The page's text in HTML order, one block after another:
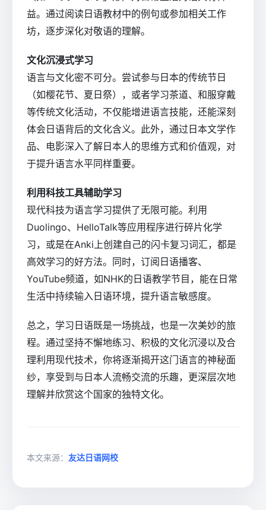
益。通过阅读日语教材中的例句或参加相关工作
坊，逐步深化对敬语的理解。
文化沉浸式学习
语言与文化密不可分。尝试参与日本的传统节日
（如樱花节、夏日祭），或者学习茶道、和服穿戴
等传统文化活动，不仅能增进语言技能，还能深刻
体会日语背后的文化含义。此外，通过日本文学作
品、电影深入了解日本人的思维方式和价值观，对
于提升语言水平同样重要。
利用科技工具辅助学习
现代科技为语言学习提供了无限可能。利用
Duolingo、HelloTalk等应用程序进行碎片化学
习，或是在Anki上创建自己的闪卡复习词汇，都是
高效学习的好方法。同时，订阅日语播客、
YouTube频道，如NHK的日语教学节目，能在日常
生活中持续输入日语环境，提升语言敏感度。
总之，学习日语既是一场挑战，也是一次美妙的旅
程。通过坚持不懈地练习、积极的文化沉浸以及合
理利用现代技术，你将逐渐揭开这门语言的神秘面
纱，享受到与日本人流畅交流的乐趣，更深层次地
理解并欣赏这个国家的独特文化。
本文来源： 友达日语网校